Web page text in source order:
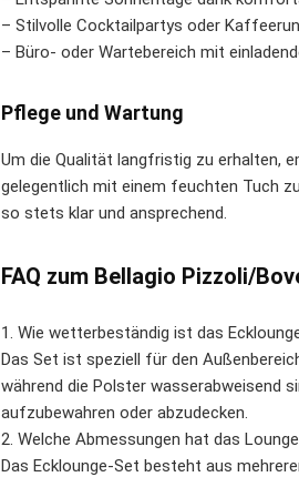
– Stilvolle Cocktailpartys oder
– Büro- oder Wartebereich mit
Pflege und Wartung
Um die Qualität langfristig zu erhalten,
gelegentlich mit einem feuchten Tuch
so stets klar und ansprechend.
FAQ zum Bellagio Pizzoli/
1. Wie wetterbeständig ist das
Das Set ist speziell für den
während die Polster wasserabweisend
aufzubewahren oder abzudecken.
2. Welche Abmessungen hat das
Das Ecklounge-Set besteht aus